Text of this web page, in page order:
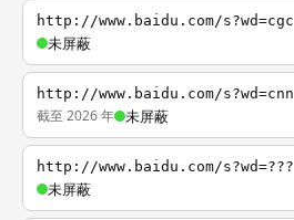
http://www.baidu.com/s?wd=cgc
未屏蔽
http://www.baidu.com/s?wd=cnn
截至 2026 年 未屏蔽
http://www.baidu.com/s?wd=???
未屏蔽